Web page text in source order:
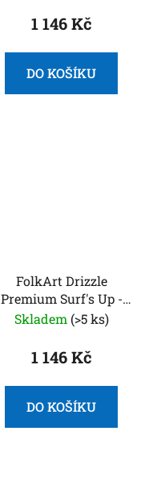
1 146 Kč
DO KOŠÍKU
FolkArt Drizzle
Premium Surf's Up -
Sada akrylových barev
Skladem (>5 ks)
1 146 Kč
DO KOŠÍKU